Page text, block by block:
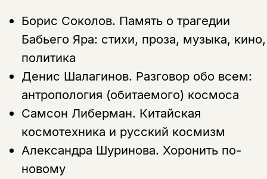
Борис Соколов. Память о трагедии
Бабьего Яра: стихи, проза, музыка, кино,
политика
Денис Шалагинов. Разговор обо всем:
антропология (обитаемого) космоса
Самсон Либерман. Китайская
космотехника и русский космизм
Александра Шуринова. Хоронить по-
новому